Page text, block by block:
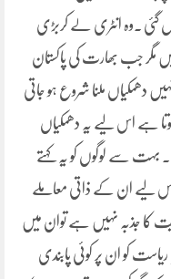
مل گئی ۔وہ انٹری لے کربڑی
مگر جب بھارت کی پاکستان
دھمکیاں ملنا شروع ہو جاتی
ہوتا ہے اس لیے یہ دھمکیاں
بہت سے لوگوں کو یہ کہتے
اس لیے ان کے ذاتی معاملے
کا جذبہ نہیں ہے توان میں
ریاست کو ان پر کوئی پابندی